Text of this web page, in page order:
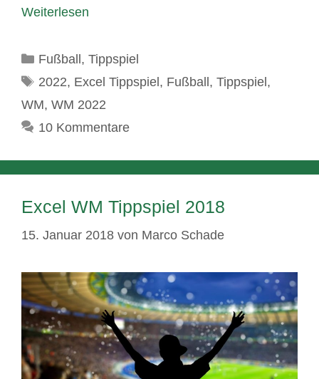
Weiterlesen
Kategorien
Fußball , Tippspiel
Schlagwörter
2022, Excel Tippspiel , Fußball , Tippspiel ,
WM, WM 2022
10 Kommentare
Excel WM Tippspiel 2018
15. Januar 2018 von Marco Schade